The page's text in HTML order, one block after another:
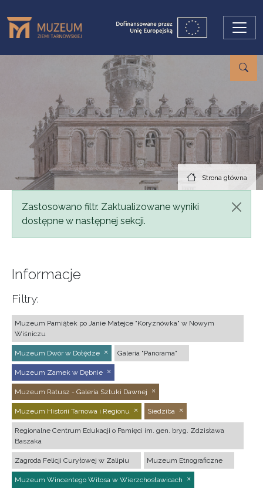
Strona główna
Komunikat
Zastosowano filtr. Zaktualizowane wyniki
dostępne w następnej sekcji.
Informacje
Filtry:
Muzeum Pamiątek po Janie Matejce "Koryznówka" w Nowym
Wiśniczu
Muzeum Dwór w Dołędze Galeria "Panorama"
Muzeum Zamek w Dębnie
Muzeum Ratusz - Galeria Sztuki Dawnej
Muzeum Historii Tarnowa i Regionu Siedziba
Regionalne Centrum Edukacji o Pamięci im. gen. bryg. Zdzisława
Baszaka
Zagroda Felicji Curyłowej w Zalipiu Muzeum Etnograficzne
Muzeum Wincentego Witosa w Wierzchosławicach